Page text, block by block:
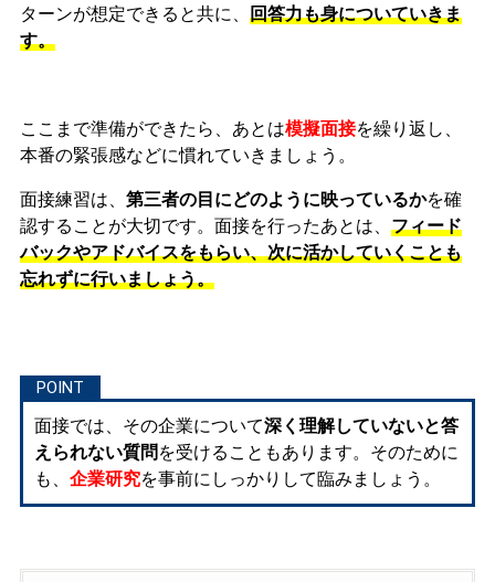
ターンが想定できると共に、 回答力も身についていきま
す。
ここまで準備ができたら、あとは模擬面接を繰り返し、
本番の緊張感などに慣れていきましょう。
面接練習は、 第三者の目にどのように映っているかを確
認することが大切です。面接を行ったあとは、 フィード
バックやアドバイスをもらい、次に活かしていくことも
忘れずに行いましょう。
面接では、その企業について深く理解していないと答
えられない質問 を受けることもあります。そのために
も、 企業研究を事前にしっかりして臨みましょう。